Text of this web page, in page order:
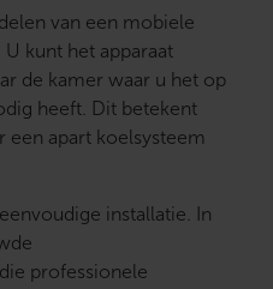
van een mobiele
kunt het apparaat
de kamer waar u het op
heeft. Dit betekent
een apart koelsysteem
installatie. In
professionele